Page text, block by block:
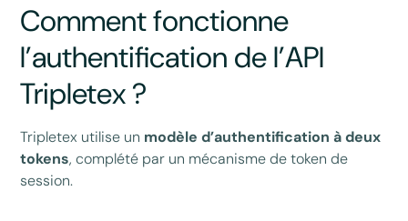
Comment fonctionne
l’authentification de l’API
Tripletex ?
Tripletex utilise un modèle d’authentification à deux
tokens, complété par un mécanisme de token de
session.